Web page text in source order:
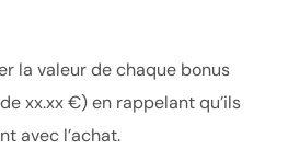
la valeur de chaque bonus
xx.xx €) en rappelant qu’ils
avec l’achat.